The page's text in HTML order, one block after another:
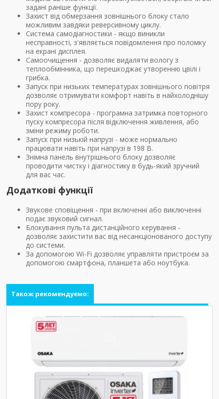
задані раніше функції.
Захист від обмерзання зовнішнього блоку стало
можливим завдяки реверсивному циклу.
Система самодіагностики - якщо виникли
несправності, з'являється повідомлення про поломку
на екрані дисплея.
Самоочищення - дозволяє видаляти вологу з
теплообмінника, що перешкоджає утворенню цвілі і
грибка.
Запуск при низьких температурах зовнішнього повітря
дозволяє отримувати комфорт навіть в найхолоднішу
пору року.
Захист компресора - програмна затримка повторного
пуску компресора після відключення живлення, або
зміни режиму роботи.
Запуск при низькій напрузі - може нормально
працювати навіть при напрузі в 198 В.
Знімна панель внутрішнього блоку дозволяє
проводити чистку і діагностику в будь-який зручний
для вас час.
Додаткові функції
Звукове сповіщення - при включенні або виключенні
подає звуковий сигнал.
Блокування пульта дистанційного керування -
дозволяє захистити вас від несанкціонованого доступу
до системи.
За допомогою Wi-Fi дозволяє управляти пристроєм за
допомогою смартфона, планшета або ноутбука.
Також рекомендуємо: